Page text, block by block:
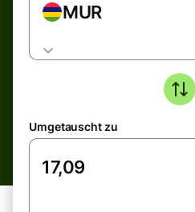
MUR
Umgetauscht zu